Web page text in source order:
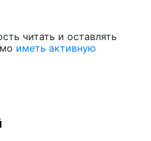
читать и оставлять
иметь активную